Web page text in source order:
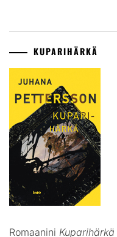
KUPARIHÄRKÄ
Romaanini Kuparihärkä